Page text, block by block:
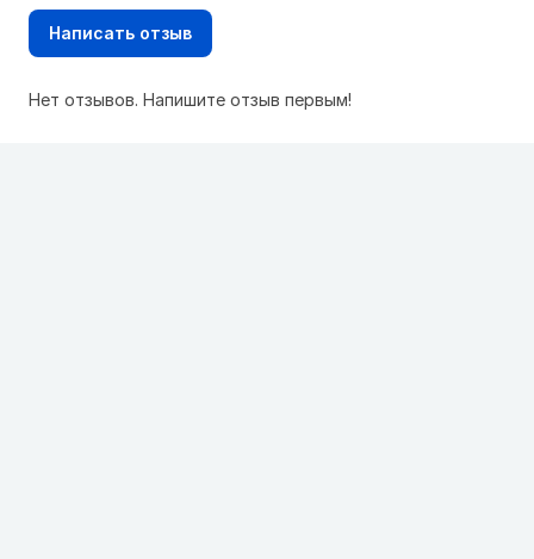
Написать отзыв
Нет отзывов. Напишите отзыв первым!